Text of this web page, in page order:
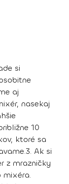
si
aj
nasekaj
10
ktoré sa
3. Ak si
z mrazničky
mixéra.